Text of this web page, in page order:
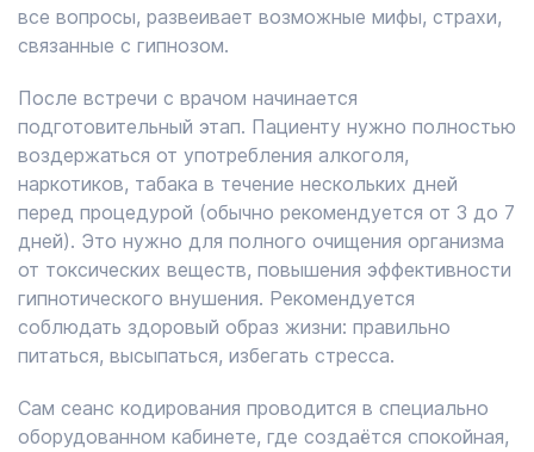
все вопросы, развеивает возможные мифы, страхи,
связанные с гипнозом.
После встречи с врачом начинается
подготовительный этап. Пациенту нужно полностью
воздержаться от употребления алкоголя,
наркотиков, табака в течение нескольких дней
перед процедурой (обычно рекомендуется от 3 до 7
дней). Это нужно для полного очищения организма
от токсических веществ, повышения эффективности
гипнотического внушения. Рекомендуется
соблюдать здоровый образ жизни: правильно
питаться, высыпаться, избегать стресса.
Сам сеанс кодирования проводится в специально
оборудованном кабинете, где создаётся спокойная,